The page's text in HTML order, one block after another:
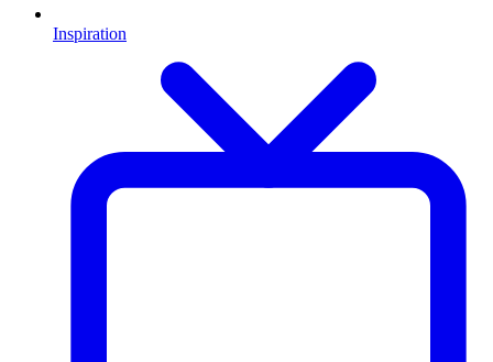
Inspiration